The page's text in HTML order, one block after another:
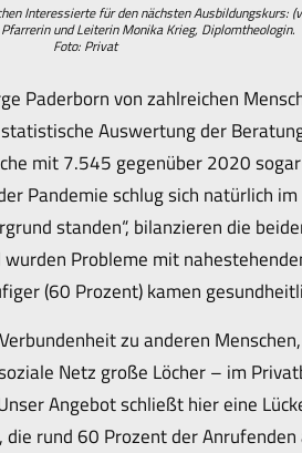
Interessierte für den nächsten
und Leiterin Monika Krieg, Diplomtheologin.
Foto: Privat
Paderborn von zahlreichen
Auswertung der
mit 7.545 gegenüber 2020
Pandemie schlug sich natürlich
standen“, bilanzieren die
Probleme mit
(60 Prozent) kamen
zu anderen
Netz große Löcher – im
Angebot schließt hier eine
rund 60 Prozent der